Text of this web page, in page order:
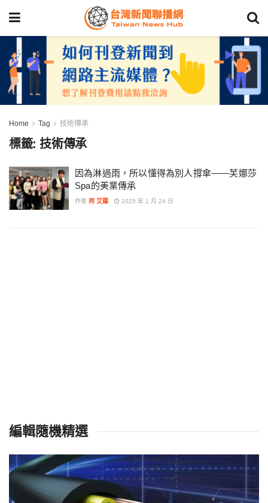
Home Tag 技術傳承
標籤:技術傳承
因為淋過雨，所以懂得為別人撐傘——芙娜莎
Spa的美業傳承
作者 珂 艾蘿 2025 年 1 月 24 日
編輯隨機精選